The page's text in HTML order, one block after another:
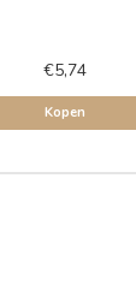
€5,74
Kopen